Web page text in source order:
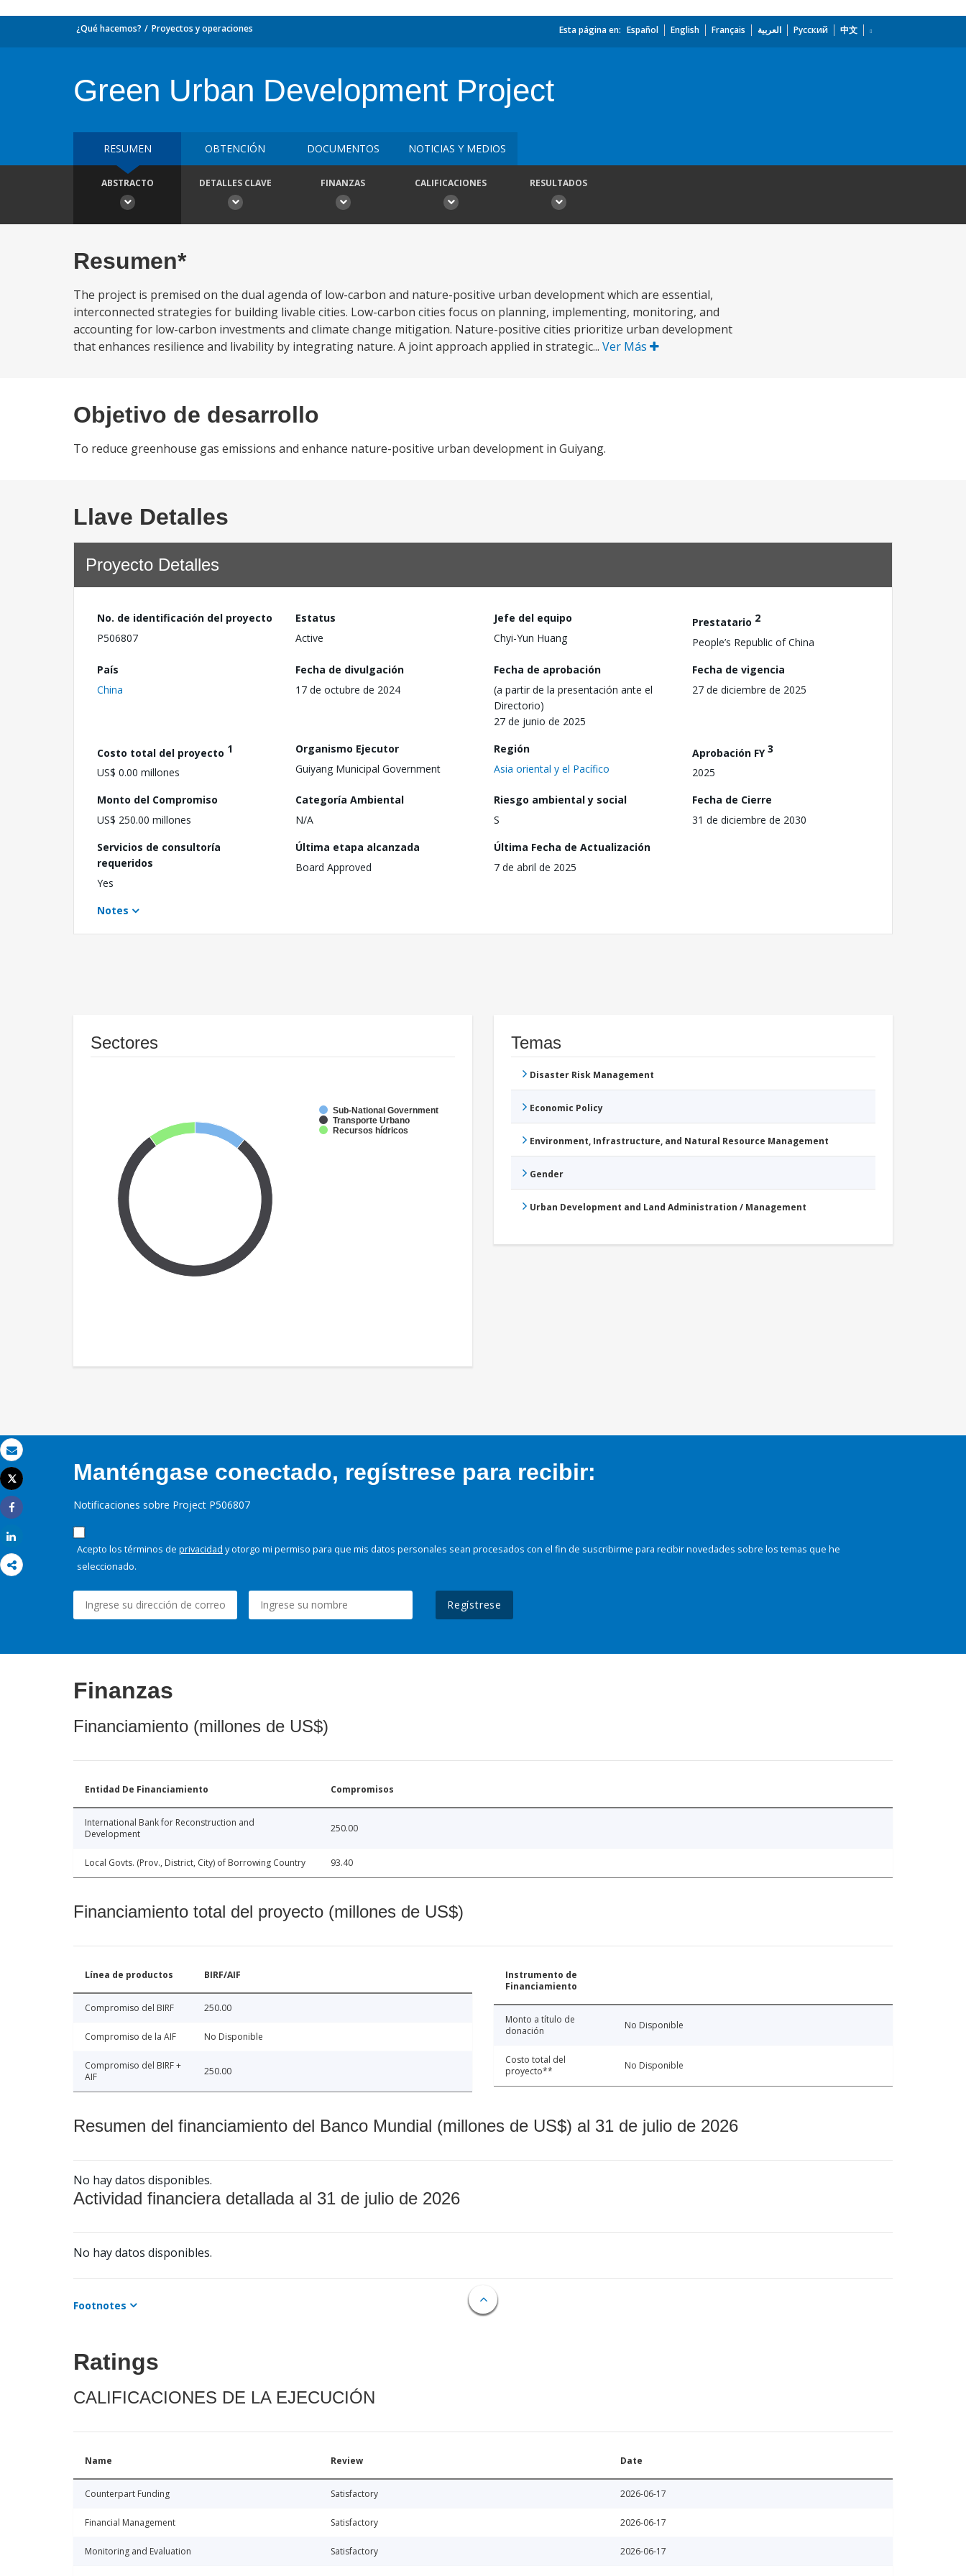
Correo electrónico
Imprimir
Tweet
Share
¿Qué hacemos? Proyectos y operaciones Esta página en: Español English Français العربية Русский 中文
Green Urban Development Project
RESUMEN OBTENCIÓN DOCUMENTOS NOTICIAS Y MEDIOS
ABSTRACTO DETALLES CLAVE FINANZAS CALIFICACIONES RESULTADOS
Resumen*
The project is premised on the dual agenda of low-carbon and nature-positive urban development which are essential,
interconnected strategies for building livable cities. Low-carbon cities focus on planning, implementing, monitoring, and
accounting for low-carbon investments and climate change mitigation. Nature-positive cities prioritize urban development
that enhances resilience and livability by integrating nature. A joint approach applied in strategic... Ver Más
Objetivo de desarrollo
To reduce greenhouse gas emissions and enhance nature-positive urban development in Guiyang.
Llave Detalles
Proyecto Detalles
No. de identificación del proyecto
P506807
Estatus
Active
Jefe del equipo
Chyi-Yun Huang
Prestatario 2
People’s Republic of China
País
China
Fecha de divulgación
17 de octubre de 2024
Fecha de aprobación
(a partir de la presentación ante el
Directorio)
27 de junio de 2025
Fecha de vigencia
27 de diciembre de 2025
Costo total del proyecto 1
US$ 0.00 millones
Organismo Ejecutor
Guiyang Municipal Government
Región
Asia oriental y el Pacífico
Aprobación FY3
2025
Monto del Compromiso
US$ 250.00 millones
Categoría Ambiental
N/A
Riesgo ambiental y social
S
Fecha de Cierre
31 de diciembre de 2030
Servicios de consultoría
requeridos
Yes
Última etapa alcanzada
Board Approved
Última Fecha de Actualización
7 de abril de 2025
Notes
Sectores
Sub-National Government
Transporte Urbano
Recursos hídricos
Temas
Disaster Risk Management
Economic Policy
Environment, Infrastructure, and Natural Resource Management
Gender
Urban Development and Land Administration / Management
Manténgase conectado, regístrese para recibir:
Notificaciones sobre Project P506807
Acepto los términos de privacidad y otorgo mi permiso para que mis datos personales sean procesados con el fin de suscribirme para recibir novedades sobre los temas que he
seleccionado.
Regístrese
Finanzas
Financiamiento (millones de US$)
Entidad De Financiamiento Compromisos
International Bank for Reconstruction and
Development
250.00
Local Govts. (Prov., District, City) of Borrowing Country 93.40
Financiamiento total del proyecto (millones de US$)
Línea de productos BIRF/AIF
Compromiso del BIRF 250.00
Compromiso de la AIF No Disponible
Compromiso del BIRF +
AIF
250.00
Instrumento de
Financiamiento
Monto a título de
donación
No Disponible
Costo total del
proyecto**
No Disponible
Resumen del financiamiento del Banco Mundial (millones de US$) al 31 de julio de 2026
No hay datos disponibles.
Actividad financiera detallada al 31 de julio de 2026
No hay datos disponibles.
Footnotes
Ratings
CALIFICACIONES DE LA EJECUCIÓN
Name Review Date
Counterpart Funding Satisfactory 2026-06-17
Financial Management Satisfactory 2026-06-17
Monitoring and Evaluation Satisfactory 2026-06-17